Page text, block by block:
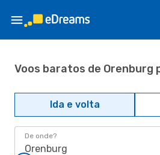
Voos baratos de Orenburg
Ida e volta
De onde?
Orenburg